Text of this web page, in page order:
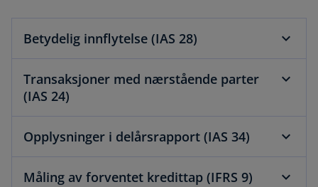
Betydelig innflytelse (IAS 28)
Transaksjoner med nærstående parter
(IAS 24)
Opplysninger i delårsrapport (IAS 34)
Måling av forventet kredittap (IFRS 9)